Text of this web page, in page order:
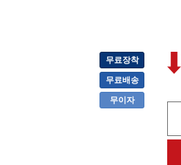
무료장착
무료배송
무이자